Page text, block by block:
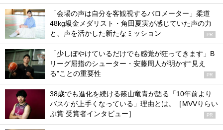
「会場の声は自分を客観視するバロメーター」柔道
48kg級金メダリスト・角田夏実が感じていた声の力
と、声を活かした新たなミッション
PR
「少しぼやけているだけでも感覚が狂ってきます」B
リーグ屈指のシューター・安藤周人が明かす“見え
る”ことの重要性
PR
38歳でも進化を続ける篠山竜青が語る「10年前より
バスケが上手くなっている」理由とは。［MVVりらい
ぶ賞 受賞者インタビュー］
PR